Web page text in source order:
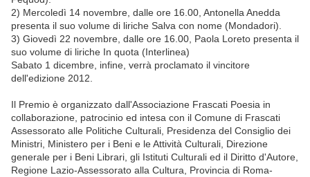
2) Mercoledì 14 novembre, dalle ore 16.00, Antonella Anedda
presenta il suo volume di liriche Salva con nome (Mondadori).
3) Giovedì 22 novembre, dalle ore 16.00, Paola Loreto presenta il
suo volume di liriche In quota (Interlinea)
Sabato 1 dicembre, infine, verrà proclamato il vincitore
dell'edizione 2012.
Il Premio è organizzato dall'Associazione Frascati Poesia in
collaborazione, patrocinio ed intesa con il Comune di Frascati 
Assessorato alle Politiche Culturali, Presidenza del Consiglio dei
Ministri, Ministero per i Beni e le Attività Culturali, Direzione
generale per i Beni Librari, gli Istituti Culturali ed il Diritto d'Autore,
Regione Lazio-Assessorato alla Cultura, Provincia di Roma-